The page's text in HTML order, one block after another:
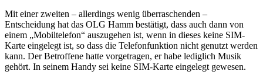
Mit einer zweiten – allerdings wenig überraschenden –
Entscheidung hat das OLG Hamm bestätigt, dass auch dann von
einem „Mobiltelefon“ auszugehen ist, wenn in dieses keine SIM-
Karte eingelegt ist, so dass die Telefonfunktion nicht genutzt werden
kann. Der Betroffene hatte vorgetragen, er habe lediglich Musik
gehört. In seinem Handy sei keine SIM-Karte eingelegt gewesen.